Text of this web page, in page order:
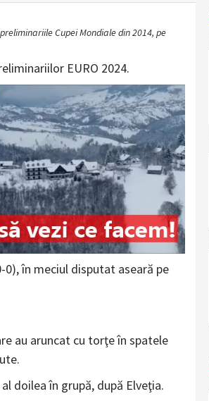
Cupei Mondiale din 2014, pe
EURO 2024.
în meciul disputat aseară pe
au aruncat cu torţe în spatele
doilea în grupă, după Elveţia.